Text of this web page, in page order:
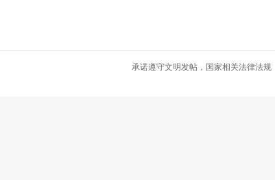
承诺遵守文明发帖，国家相关法律法规